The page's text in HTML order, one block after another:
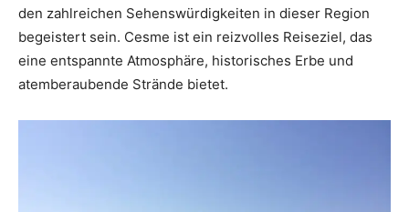
den zahlreichen Sehenswürdigkeiten in dieser Region
begeistert sein. Cesme ist ein reizvolles Reiseziel, das
eine entspannte Atmosphäre, historisches Erbe und
atemberaubende Strände bietet.